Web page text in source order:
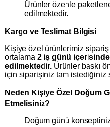
Ürünler özenle
edilmektedir.
Kargo ve Teslimat Bilgisi
Kişiye özel ürünlerimiz
ortalama 2 iş günü
edilmektedir. Ürünler baskı
için siparişiniz tam istediğiniz
Neden Kişiye Özel Doğum
Etmelisiniz?
Doğum günü